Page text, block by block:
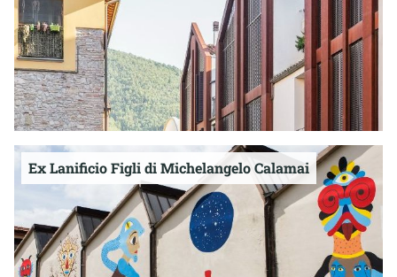
Ex Lanificio Figli di Michelangelo Calamai